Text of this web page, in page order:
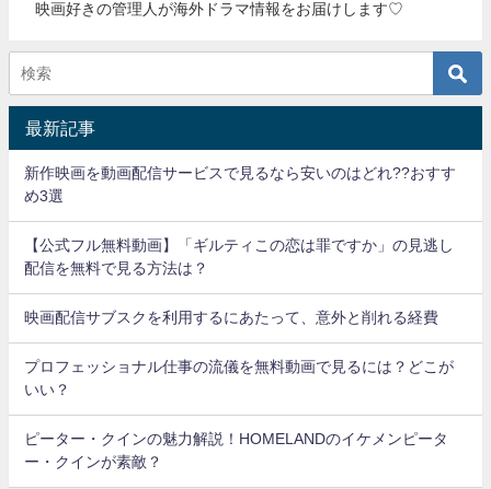
映画好きの管理人が海外ドラマ情報をお届けします♡
最新記事
新作映画を動画配信サービスで見るなら安いのはどれ??おすす
め3選
【公式フル無料動画】「ギルティこの恋は罪ですか」の見逃し
配信を無料で見る方法は？
映画配信サブスクを利用するにあたって、意外と削れる経費
プロフェッショナル仕事の流儀を無料動画で見るには？どこが
いい？
ピーター・クインの魅力解説！HOMELANDのイケメンピータ
ー・クインが素敵？